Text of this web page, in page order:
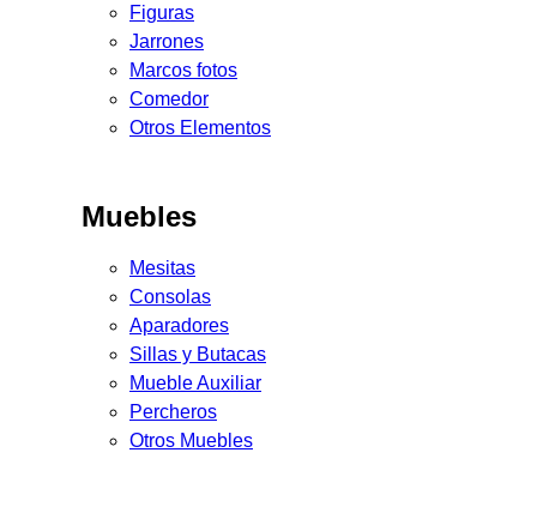
Figuras
Jarrones
Marcos fotos
Comedor
Otros Elementos
Muebles
Mesitas
Consolas
Aparadores
Sillas y Butacas
Mueble Auxiliar
Percheros
Otros Muebles